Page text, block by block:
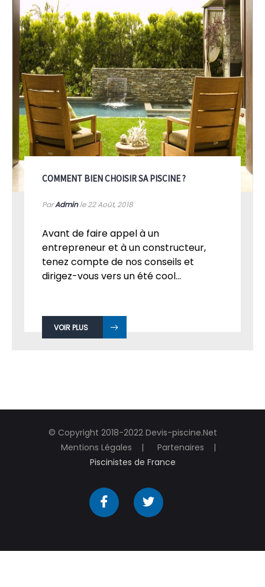
COMMENT BIEN CHOISIR SA PISCINE ?
ParAdminle 22Août, 2018
Avant de faire appel à un
entrepreneur et à un constructeur,
tenez compte de nos conseils et
dirigez-vous vers un été cool...
VOIR PLUS
© Copyright 2018-2022 Devis-piscine.Net
Mentions Légales
Partenaires
Piscinistes de France